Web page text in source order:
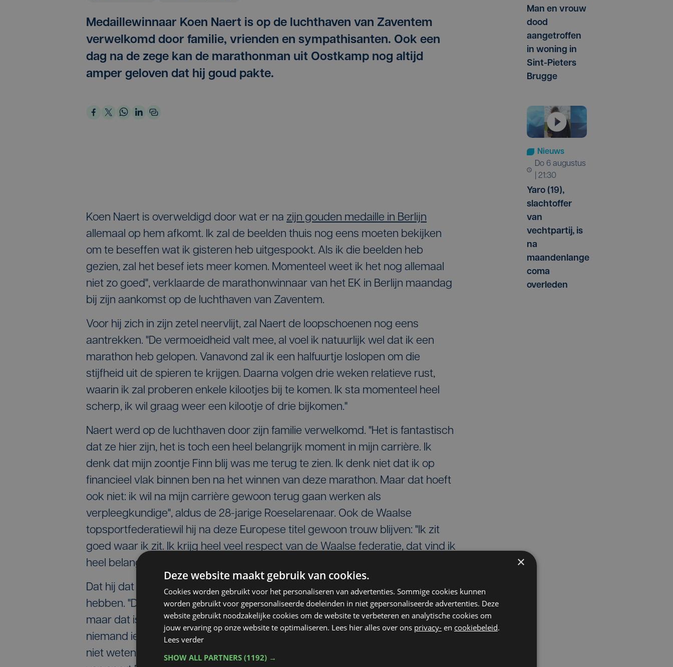
Medaillewinnaar Koen Naert is op de luchthaven van Zaventem
verwelkomd door familie, vrienden en sympathisanten. Ook een
dag na de zege kan de marathonman uit Oostkamp nog altijd
amper geloven dat hij goud pakte.
Koen Naert is overweldigd door wat er na zijn gouden medaille in Berlijn
allemaal op hem afkomt. Ik zal de beelden thuis nog eens moeten bekijken
om te beseffen wat ik gisteren heb uitgespookt. Als ik die beelden heb
gezien, zal het besef iets meer komen. Momenteel weet ik het nog allemaal
niet zo goed", verklaarde de marathonwinnaar van het EK in Berlijn maandag
bij zijn aankomst op de luchthaven van Zaventem.
Voor hij zich in zijn zetel neervlijt, zal Naert de loopschoenen nog eens
aantrekken. "De vermoeidheid valt mee, al voel ik natuurlijk wel dat ik een
marathon heb gelopen. Vanavond zal ik een halfuurtje loslopen om die
stijfheid uit de spieren te krijgen. Daarna volgen drie weken relatieve rust,
waarin ik zal proberen enkele kilootjes bij te komen. Ik sta momenteel heel
scherp, ik wil graag weer een kilootje of drie bijkomen."
Naert werd op de luchthaven door zijn familie verwelkomd. "Het is fantastisch
dat ze hier zijn, het is toch een heel belangrijk moment in mijn carrière. Ik
denk dat mijn zoontje Finn blij was me terug te zien. Ik denk niet dat ik op
financieel vlak binnen ben na het winnen van deze marathon. Maar dat hoeft
ook niet: ik wil na mijn carrière gewoon terug gaan werken als
verpleegkundige", aldus de 28-jarige Roeselarenaar. Ook de Waalse
topsportfederatiewil hij na deze Europese titel gewoon trouw blijven: "Ik zit
goed waar ik zit. Ik krijg heel veel respect van de Waalse federatie, dat vind ik
heel belangrijk. Ik krijg er ook veel vrijheid."
Dat hij dat respect niet kreeg bij Topsport Vlaanderen, wil Naert niet gezegd
hebben. "Daar was het een beetje anders. Ik voelde daar wel iets meer druk,
maar dat is nu eenmaal het beleid dat ze daar volgen. Ik neem er alleszins
niemand iets kwalijk. De keuzes zijn gemaakt, de mensen konden daar toen
niet weten wat er in Berlijn zou gebeuren." De felicitaties van Vlaams minister
Man en vrouw
dood
aangetroffen
in woning in
Sint-Pieters
Brugge
Nieuws
do 6 augustus
| 21:30
Yaro (19),
slachtoffer
van
vechtpartij, is
na
maandenlange
coma
overleden
×
Deze website maakt gebruik van cookies.
Cookies worden gebruikt voor het personaliseren van advertenties. Sommige cookies kunnen
worden gebruikt voor gepersonaliseerde doeleinden in niet gepersonaliseerde advertenties. Deze
website gebruikt noodzakelijke cookies om de website te verbeteren en analytische cookies om
jouw ervaring op onze website te optimaliseren. Lees hier alles over ons privacy- en cookiebeleid.
Lees verder
SHOW ALL PARTNERS (1192) →